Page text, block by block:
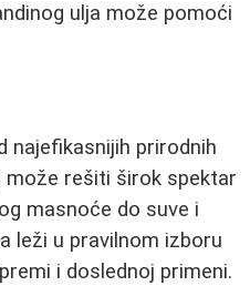
ulja može pomoći
najefikasnijih prirodnih
može rešiti širok spektar
masnoće do suve i
leži u pravilnom izboru
i doslednoj primeni.